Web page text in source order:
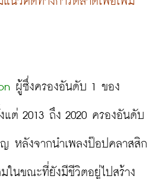
ผู้ซึ่งครองอันดับ 1 ของ
ต่ 2013 ถึง 2020 ครองอันดับ
หลังจากนำเพลงป๊อปคลาสสิก
ในขณะที่ยังมีชีวิตอยู่ไปสร้าง